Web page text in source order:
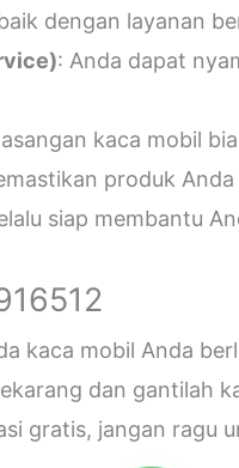
dengan layanan
: Anda dapat
kaca mobil
produk
siap membantu
kaca mobil Anda
dan gantilah
gratis, jangan ragu